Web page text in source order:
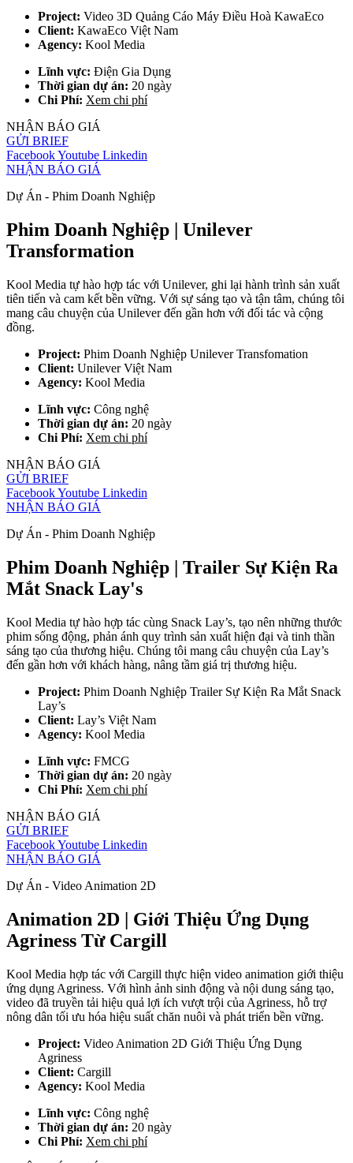
Project: Video 3D Quảng Cáo Máy Điều Hoà KawaEco
Client: KawaEco Việt Nam
Agency: Kool Media
Lĩnh vực: Điện Gia Dụng
Thời gian dự án: 20 ngày
Chi Phí: Xem chi phí
NHẬN BÁO GIÁ
GỬI BRIEF
FacebookYoutube Linkedin
NHẬN BÁO GIÁ
Dự Án - Phim Doanh Nghiệp
Phim Doanh Nghiệp | Unilever
Transformation
Kool Media tự hào hợp tác với Unilever, ghi lại hành trình sản xuất
tiên tiến và cam kết bền vững. Với sự sáng tạo và tận tâm, chúng tôi
mang câu chuyện của Unilever đến gần hơn với đối tác và cộng
đồng.
Project: Phim Doanh Nghiệp Unilever Transfomation
Client: Unilever Việt Nam
Agency: Kool Media
Lĩnh vực: Công nghệ
Thời gian dự án: 20 ngày
Chi Phí: Xem chi phí
NHẬN BÁO GIÁ
GỬI BRIEF
FacebookYoutube Linkedin
NHẬN BÁO GIÁ
Dự Án - Phim Doanh Nghiệp
Phim Doanh Nghiệp | Trailer Sự Kiện Ra
Mắt Snack Lay's
Kool Media tự hào hợp tác cùng Snack Lay’s, tạo nên những thước
phim sống động, phản ánh quy trình sản xuất hiện đại và tinh thần
sáng tạo của thương hiệu. Chúng tôi mang câu chuyện của Lay’s
đến gần hơn với khách hàng, nâng tầm giá trị thương hiệu.
Project: Phim Doanh Nghiệp Trailer Sự Kiện Ra Mắt Snack
Lay’s
Client: Lay’s Việt Nam
Agency: Kool Media
Lĩnh vực: FMCG
Thời gian dự án: 20 ngày
Chi Phí: Xem chi phí
NHẬN BÁO GIÁ
GỬI BRIEF
FacebookYoutube Linkedin
NHẬN BÁO GIÁ
Dự Án - Video Animation 2D
Animation 2D | Giới Thiệu Ứng Dụng
Agriness Từ Cargill
Kool Media hợp tác với Cargill thực hiện video animation giới thiệu
ứng dụng Agriness. Với hình ảnh sinh động và nội dung sáng tạo,
video đã truyền tải hiệu quả lợi ích vượt trội của Agriness, hỗ trợ
nông dân tối ưu hóa hiệu suất chăn nuôi và phát triển bền vững.
Project: Video Animation 2D Giới Thiệu Ứng Dụng
Agriness
Client: Cargill
Agency: Kool Media
Lĩnh vực: Công nghệ
Thời gian dự án: 20 ngày
Chi Phí: Xem chi phí